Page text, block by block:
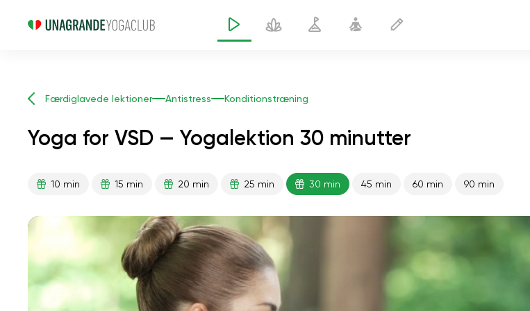
Færdiglavede lektioner Antistress Konditionstræning
Yoga for VSD — Yogalektion 30 minutter
10 min 15 min 20 min 25 min 30 min 45 min 60 min 90 min